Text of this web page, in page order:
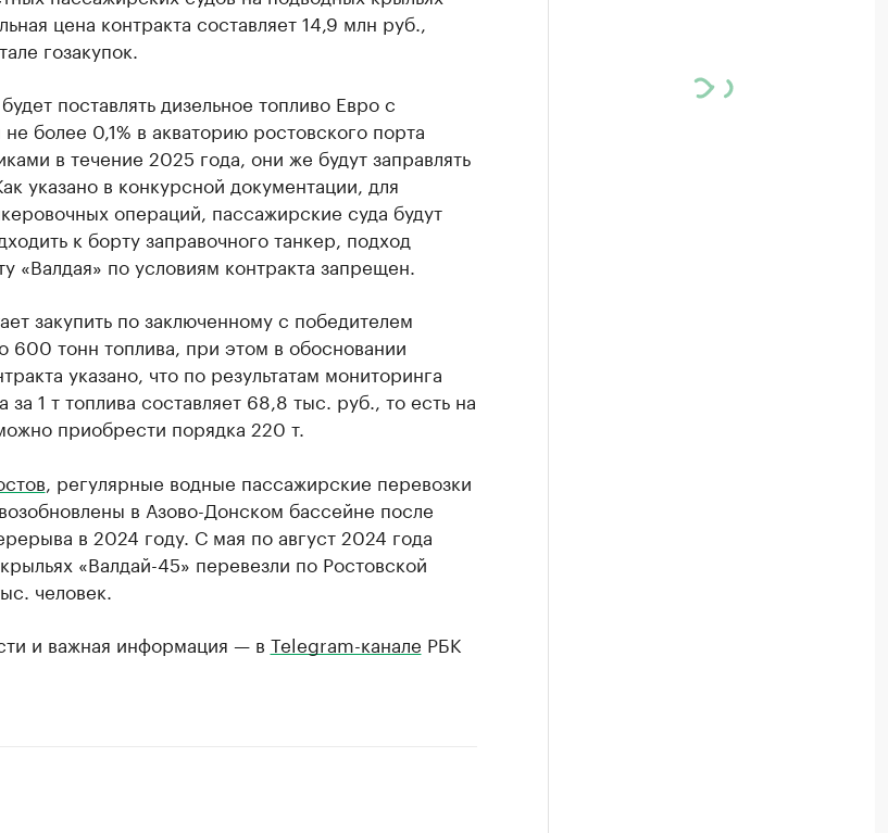
цена контракта составляет 14,9 млн руб.,
гозакупок.
поставлять дизельное топливо Евро с
более 0,1% в акваторию ростовского порта
в течение 2025 года, они же будут заправлять
указано в конкурсной документации, для
операций, пассажирские суда будут
к борту заправочного танкер, подход
«Валдая» по условиям контракта запрещен.
закупить по заключенному с победителем
600 тонн топлива, при этом в обосновании
указано, что по результатам мониторинга
1 т топлива составляет 68,8 тыс. руб., то есть на
приобрести порядка 220 т.
, регулярные водные пассажирские перевозки
в Азово-Донском бассейне после
в 2024 году. С мая по август 2024 года
«Валдай-45» перевезли по Ростовской
человек.
и важная информация — в Telegram-канале РБК